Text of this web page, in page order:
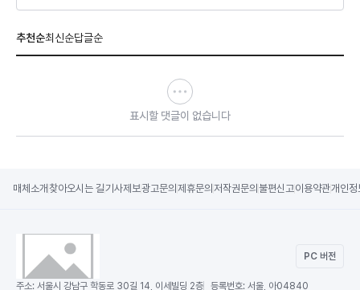
추천순최신순답글순
표시할 댓글이 없습니다
매체소개 찾아오시는 길기사제보광고문의 제휴문의 저작권문의 불편신고이용약관개인정
PC 버전
주소: 서울시 강남구 학동로 30길 14, 이세빌딩 2층 등록번호: 서울, 아04840